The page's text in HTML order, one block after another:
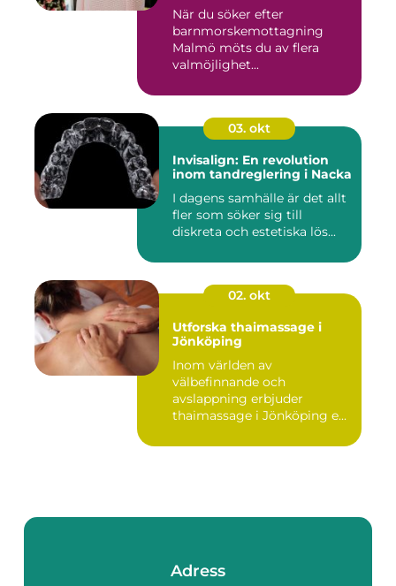
När du söker efter
barnmorskemottagning
Malmö möts du av flera
valmöjlighet...
03. okt
Invisalign: En revolution
inom tandreglering i Nacka
I dagens samhälle är det allt
fler som söker sig till
diskreta och estetiska lös...
02. okt
Utforska thaimassage i
Jönköping
Inom världen av
välbefinnande och
avslappning erbjuder
thaimassage i Jönköping e...
Adress